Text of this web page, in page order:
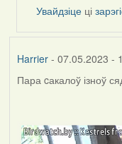
Увайдзіце ці
Harrier- 07.05.2023 -
Пара cакалоў ізноў